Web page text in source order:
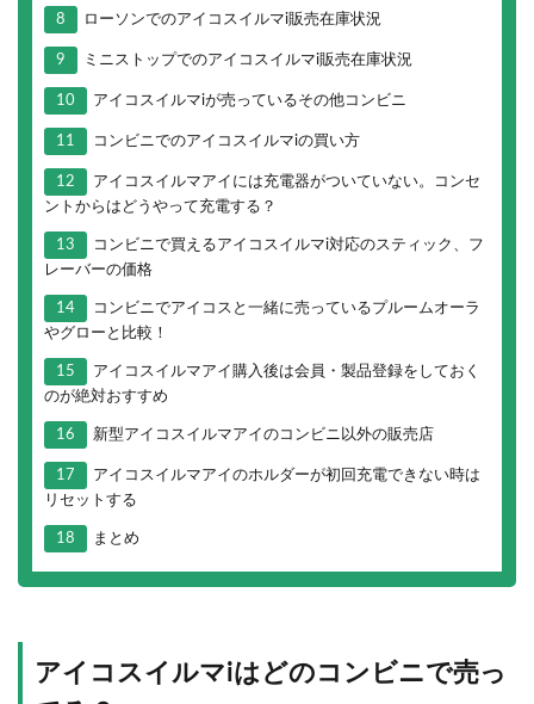
8 ローソンでのアイコスイルマi販売在庫状況
9 ミニストップでのアイコスイルマi販売在庫状況
10 アイコスイルマiが売っているその他コンビニ
11 コンビニでのアイコスイルマiの買い方
12
アイコスイルマアイには充電器がついていない。コンセ
ントからはどうやって充電する？
13
コンビニで買えるアイコスイルマi対応のスティック、フ
レーバーの価格
14
コンビニでアイコスと一緒に売っているプルームオーラ
やグローと比較！
15
アイコスイルマアイ購入後は会員・製品登録をしておく
のが絶対おすすめ
16 新型アイコスイルマアイのコンビニ以外の販売店
17
アイコスイルマアイのホルダーが初回充電できない時は
リセットする
18 まとめ
アイコスイルマiはどのコンビニで売っ